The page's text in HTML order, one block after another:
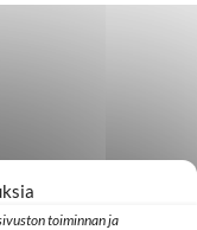
toiminnan ja